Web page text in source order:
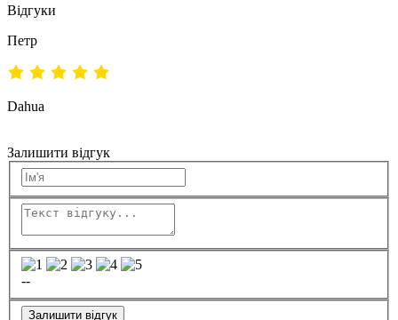
Відгуки
Петр
Dahua
Залишити відгук
--
Залишити відгук